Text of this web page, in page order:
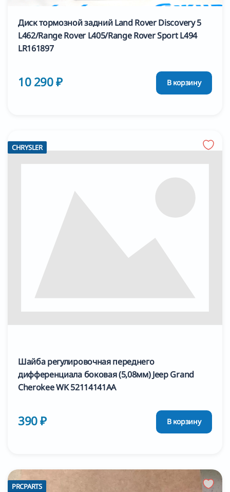
Диск тормозной задний Land Rover Discovery 5
L462/Range Rover L405/Range Rover Sport L494
LR161897
10 290 ₽ В корзину
CHRYSLER
Шайба регулировочная переднего
дифференциала боковая (5,08мм) Jeep Grand
Cherokee WK 52114141AA
390 ₽ В корзину
PRCPARTS